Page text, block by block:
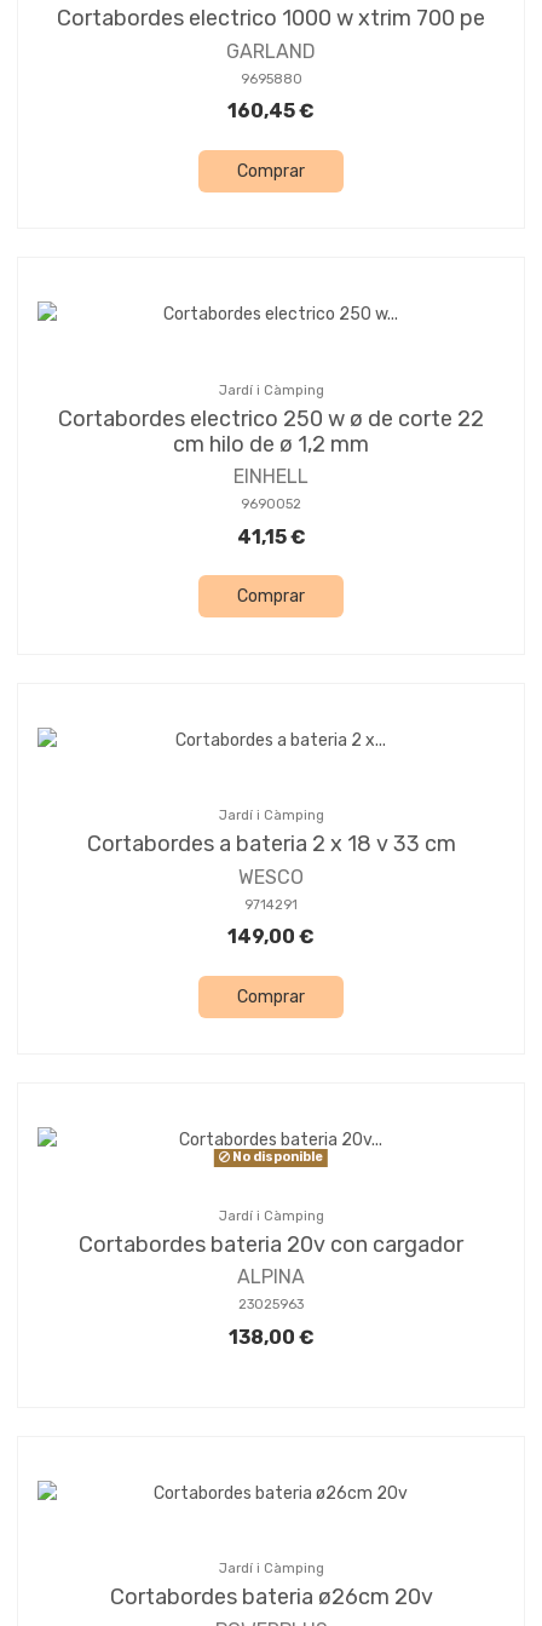
Cortabordes electrico 1000 w xtrim 700 pe
GARLAND
9695880
160,45 €
Comprar
Jardí i Càmping
Cortabordes electrico 250 w ø de corte 22
cm hilo de ø 1,2 mm
EINHELL
9690052
41,15 €
Comprar
Jardí i Càmping
Cortabordes a bateria 2 x 18 v 33 cm
WESCO
9714291
149,00 €
Comprar
No disponible
Jardí i Càmping
Cortabordes bateria 20v con cargador
ALPINA
23025963
138,00 €
Jardí i Càmping
Cortabordes bateria ø26cm 20v